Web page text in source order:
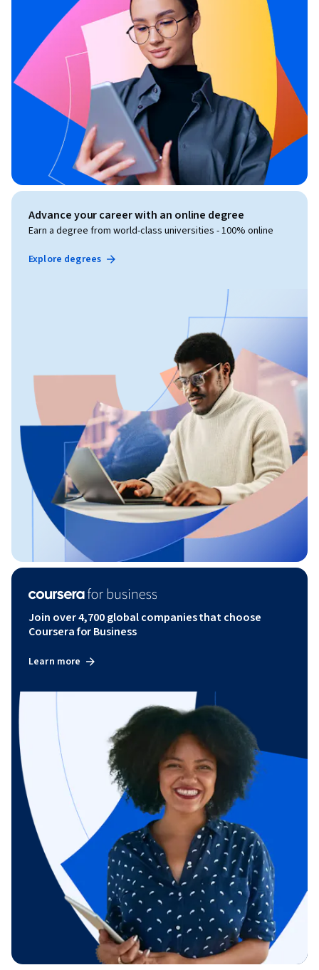
Advance your career with an online degree
Earn a degree from world-class universities - 100% online
Explore degrees
Join over 4,700 global companies that choose
Coursera for Business
Learn more